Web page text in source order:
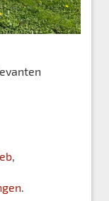
,
.